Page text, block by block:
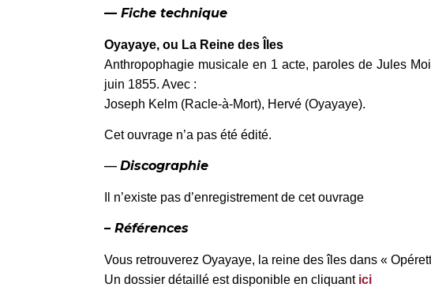
— Fiche technique
Oyayaye, ou La Reine des Îles
Anthropophagie musicale en 1 acte, paroles de Jules
juin 1855. Avec :
Joseph Kelm (Racle-à-Mort), Hervé (Oyayaye).
Cet ouvrage n’a pas été édité.
— Discographie
Il n’existe pas d’enregistrement de cet ouvrage
– Références
Vous retrouverez Oyayaye, la reine des îles dans «
Un dossier détaillé est disponible en cliquant ici